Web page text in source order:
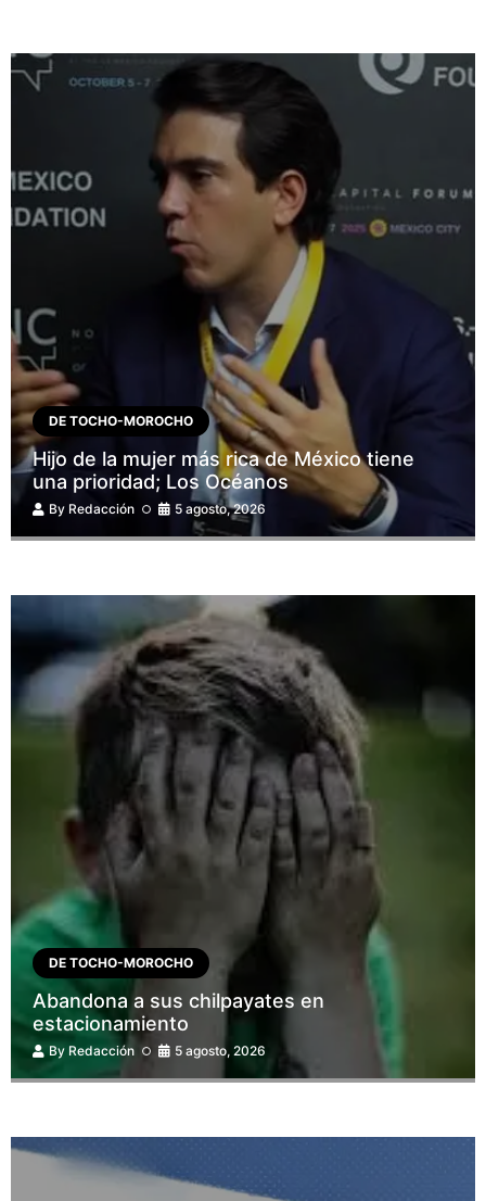
DE TOCHO-MOROCHO
Hijo de la mujer más rica de México tiene
una prioridad; Los Océanos
By Redacción 5 agosto, 2026
DE TOCHO-MOROCHO
Abandona a sus chilpayates en
estacionamiento
By Redacción 5 agosto, 2026